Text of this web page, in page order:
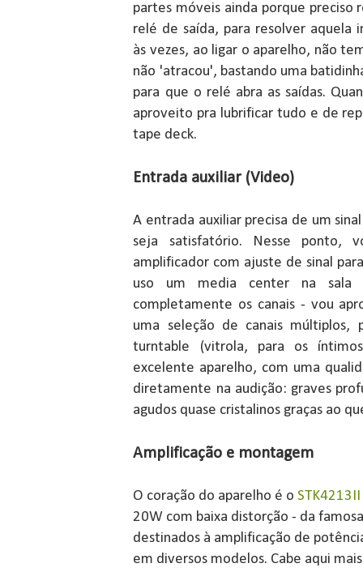
partes móveis ainda porque
relé de saída, para resolver aquela
às vezes, ao ligar o aparelho, não
não 'atracou', bastando uma
para que o relé abra as saídas.
aproveito pra lubrificar tudo e de
tape deck.
Entrada auxiliar (Video)
A entrada auxiliar precisa de um
seja satisfatório. Nesse ponto,
amplificador com ajuste de sinal
uso um media center na
completamente os canais - vou
uma seleção de canais múltiplos,
turntable (vitrola, para os
excelente aparelho, com uma
diretamente na audição: graves
agudos quase cristalinos graças ao
Amplificação e montagem
O coração do aparelho é oSTK4213II
20W com baixa distorção - da
destinados à amplificação de
em diversos modelos. Cabe aqui